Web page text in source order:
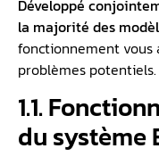
Développé
la majorité des
fonctionnement vous
problèmes potentiels.
1.1.
du système